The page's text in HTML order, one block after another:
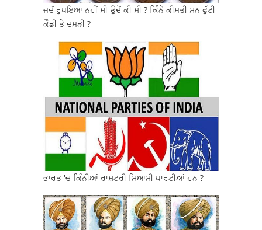
ਜਦੋਂ ਰੁਪਇਆ ਨਹੀਂ ਸੀ ਉਦੋਂ ਕੀ ਸੀ ? ਕਿੰਨੇ ਕੀਮਤੀ ਸਨ ਫੁੱਟੀ
ਕੌਡੀ ਤੇ ਦਮੜੀ ?
ਭਾਰਤ 'ਚ ਕਿੰਨੀਆਂ ਰਾਸ਼ਟਰੀ ਸਿਆਸੀ ਪਾਰਟੀਆਂ ਹਨ ?